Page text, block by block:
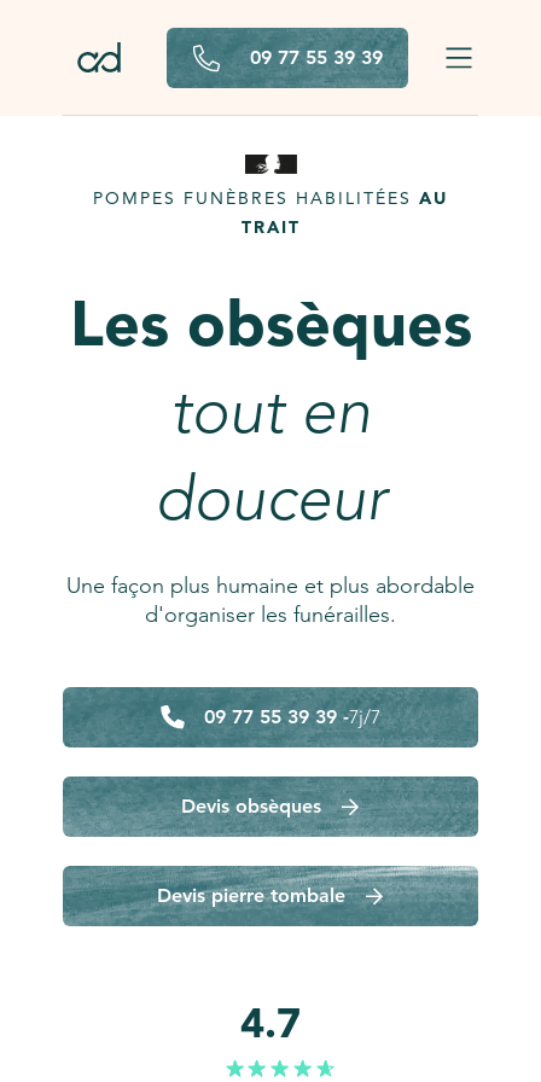
09 77 55 39 39
POMPES FUNÈBRES HABILITÉES AU
TRAIT
Les obsèques
tout en
douceur
Une façon plus humaine et plus abordable
d'organiser les funérailles.
09 77 55 39 39 -7j/7
Devis obsèques
Devis pierre tombale
4.7